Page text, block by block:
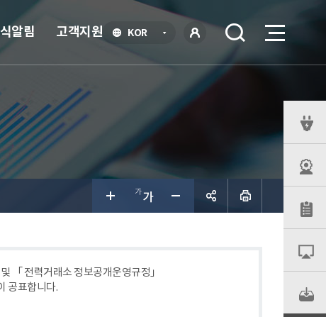
KOR언
그인
알림 고객지원
「 전력거래소 정보공개운영규정」
공표합니다.
뉴